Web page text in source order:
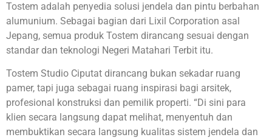
Tostem adalah penyedia solusi jendela dan pintu berbahan
alumunium. Sebagai bagian dari Lixil Corporation asal
Jepang, semua produk Tostem dirancang sesuai dengan
standar dan teknologi Negeri Matahari Terbit itu.
Tostem Studio Ciputat dirancang bukan sekadar ruang
pamer, tapi juga sebagai ruang inspirasi bagi arsitek,
profesional konstruksi dan pemilik properti. “Di sini para
klien secara langsung dapat melihat, menyentuh dan
membuktikan secara langsung kualitas sistem jendela dan